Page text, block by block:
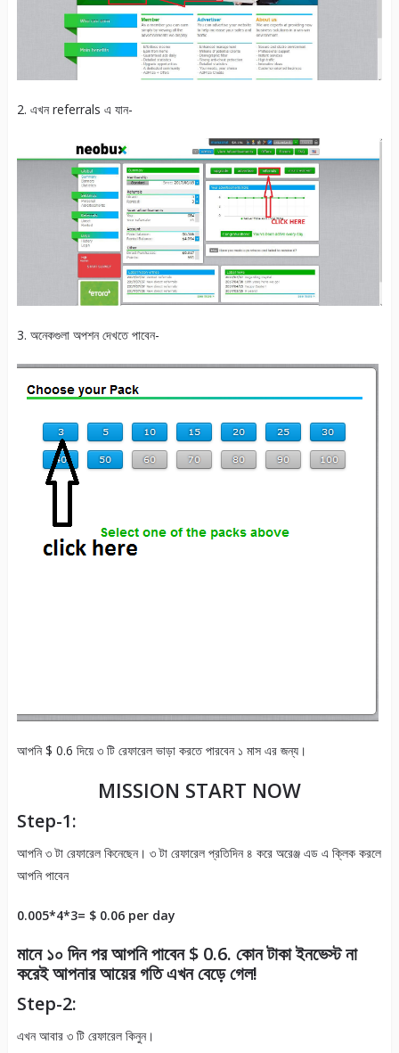
2. এখন referrals এ যান-
3. অনেকগুলা অপশন দেখতে পাবেন-
আপনি $ 0.6 দিয়ে ৩ টি রেফারেল ভাড়া করতে পারবেন ১ মাস এর জন্য।
MISSION START NOW
Step-1:
আপনি ৩ টা রেফারেল কিনেছেন। ৩ টা রেফারেল প্রতিদিন ৪ করে অরেঞ্জ এড এ ক্লিক করলে
আপনি পাবেন
0.005*4*3= $ 0.06 per day
মানে ১০ দিন পর আপনি পাবেন $ 0.6. কোন টাকা ইনভেস্ট না
করেই আপনার আয়ের গতি এখন বেড়ে গেল!
Step-2:
এখন আবার ৩ টি রেফারেল কিনুন।